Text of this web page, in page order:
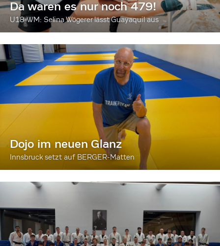
Da waren es nur noch 479!
U18-WM: Selina Wögerer lässt Guayaquil aus
Dojo im neuen Glanz
Innsbruck setzt auf BERGER-Matten